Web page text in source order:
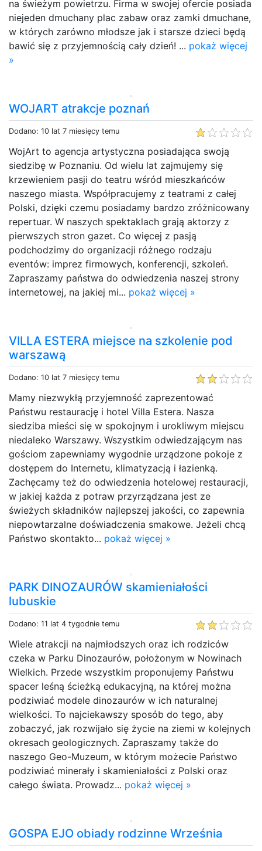
na świeżym powietrzu. Firma w swojej ofercie posiada
niejeden dmuchany plac zabaw oraz zamki dmuchane,
w których zarówno młodsze jak i starsze dzieci będą
bawić się z przyjemnością cały dzień! ... pokaż więcej
»
WOJART atrakcje poznań
Dodano: 10 lat 7 miesięcy temu
WojArt to agencja artystyczna posiadająca swoją
siedzibę w Poznaniu. Od wielu lat zajmujemy się
krzewieniem pasji do teatru wśród mieszkańców
naszego miasta. Współpracujemy z teatrami z całej
Polski, dzięki czemu posiadamy bardzo zróżnicowany
repertuar. W naszych spektaklach grają aktorzy z
pierwszych stron gazet. Co więcej z pasją
podchodzimy do organizacji różnego rodzaju
eventów: imprez firmowych, konferencji, szkoleń.
Zapraszamy państwa do odwiedzenia naszej strony
internetowej, na jakiej mi... pokaż więcej »
VILLA ESTERA miejsce na szkolenie pod
warszawą
Dodano: 10 lat 7 miesięcy temu
Mamy niezwykłą przyjemność zaprezentować
Państwu restaurację i hotel Villa Estera. Nasza
siedziba mieści się w spokojnym i urokliwym miejscu
niedaleko Warszawy. Wszystkim odwiedzającym nas
gościom zapewniamy wygodnie urządzone pokoje z
dostępem do Internetu, klimatyzacją i łazienką.
Zachęcamy też do odwiedzenia hotelowej restauracji,
w jakiej każda z potraw przyrządzana jest ze
świeżych składników najlepszej jakości, co zapewnia
niepowtarzalne doświadczenia smakowe. Jeżeli chcą
Państwo skontakto... pokaż więcej »
PARK DINOZAURÓW skamieniałości
lubuskie
Dodano: 11 lat 4 tygodnie temu
Wiele atrakcji na najmłodszych oraz ich rodziców
czeka w Parku Dinozaurów, położonym w Nowinach
Wielkich. Przede wszystkim proponujemy Państwu
spacer leśną ścieżką edukacyjną, na której można
podziwiać modele dinozaurów w ich naturalnej
wielkości. To najciekawszy sposób do tego, aby
zobaczyć, jak rozwijało się życie na ziemi w kolejnych
okresach geologicznych. Zapraszamy także do
naszego Geo-Muzeum, w którym możecie Państwo
podziwiać minerały i skamieniałości z Polski oraz
całego świata. Prowadz... pokaż więcej »
GOSPA EJO obiady rodzinne Września